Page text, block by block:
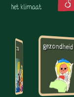
het klimaat
koraal gezondheid